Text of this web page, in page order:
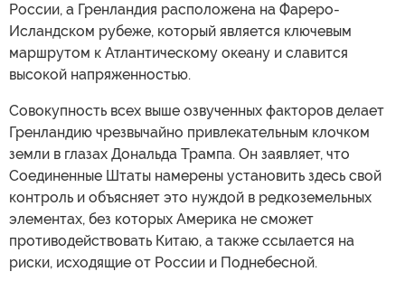
России, а Гренландия расположена на Фареро-
Исландском рубеже, который является ключевым
маршрутом к Атлантическому океану и славится
высокой напряженностью.
Совокупность всех выше озвученных факторов делает
Гренландию чрезвычайно привлекательным клочком
земли в глазах Дональда Трампа. Он заявляет, что
Соединенные Штаты намерены установить здесь свой
контроль и объясняет это нуждой в редкоземельных
элементах, без которых Америка не сможет
противодействовать Китаю, а также ссылается на
риски, исходящие от России и Поднебесной.